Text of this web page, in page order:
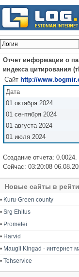
Отчет информации о
индекса цитирования
Сайт http://
Дата
01 октября 2024
01 сентября 2024
01 августа 2024
01 июля 2024
Создание отчета: 0.0024.
Сейчас: 03:20:08
Новые сайты в
• Kuru-Green county
• Srg Ehitus
• Prometei
• Harvid
• Maugli Kingad - интернет
• Tehservice